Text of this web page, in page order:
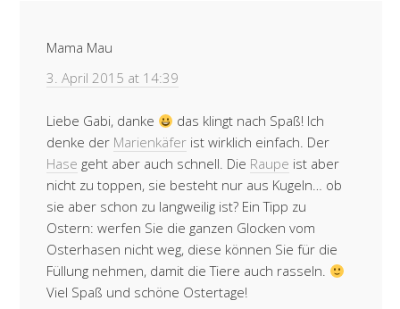
Mama Mau
3. April 2015 at 14:39
Liebe Gabi, danke
das klingt nach Spaß! Ich
denke der Marienkäfer ist wirklich einfach. Der
Hase geht aber auch schnell. Die Raupe ist aber
nicht zu toppen, sie besteht nur aus Kugeln… ob
sie aber schon zu langweilig ist? Ein Tipp zu
Ostern: werfen Sie die ganzen Glocken vom
Osterhasen nicht weg, diese können Sie für die
Füllung nehmen, damit die Tiere auch rasseln.
Viel Spaß und schöne Ostertage!